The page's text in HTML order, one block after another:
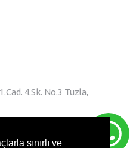
sınırlı ve
4.Sk. No.3 Tuzla,